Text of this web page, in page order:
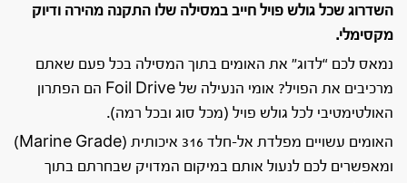
השדרוג שכל גולש פויל חייב במסילה שלו התקנה מהירה ודיוק
מקסימלי.
נמאס לכם “לדוג” את האומים בתוך המסילה בכל פעם שאתם
מרכיבים את הפויל? אומי הנעילה של Foil Drive הם הפתרון
האולטימטיבי לכל גולש פויל (מכל סוג ובכל רמה).
האומים עשויים מפלדת אל-חלד 316 איכותית (Marine Grade)
ומאפשרים לכם לנעול אותם במיקום המדויק שבחרתם בתוך